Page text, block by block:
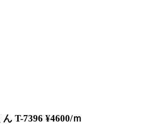
T-7396 ¥4600/ｍ